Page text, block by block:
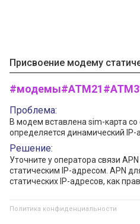
Присвоение модему
#модемы#ATM21
Проблема:
В модем вставлена sim-карта
определяется динамический IP-
Решение:
Уточните у оператора связи
статическим IP-адресом. APN
статических IP-адресов, как
Политика конфиденциальности